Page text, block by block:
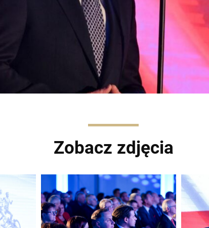
Zobacz zdjęcia